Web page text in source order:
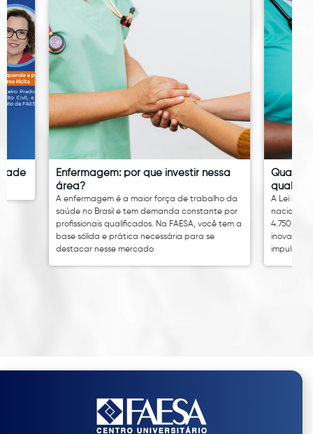
Enfermagem: por que investir nessa
área?
A enfermagem é a maior força de trabalho da
saúde no Brasil e tem demanda constante por
profissionais qualificados. Na FAESA, você tem a
base sólida e prática necessária para se
destacar nesse mercado
Quanto
qual é o
A Lei nº
nacional
4.750,00.
inovação